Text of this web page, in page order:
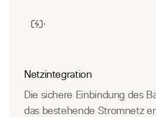
Netzintegration
Die sichere Einbindung des
das bestehende Stromnetz